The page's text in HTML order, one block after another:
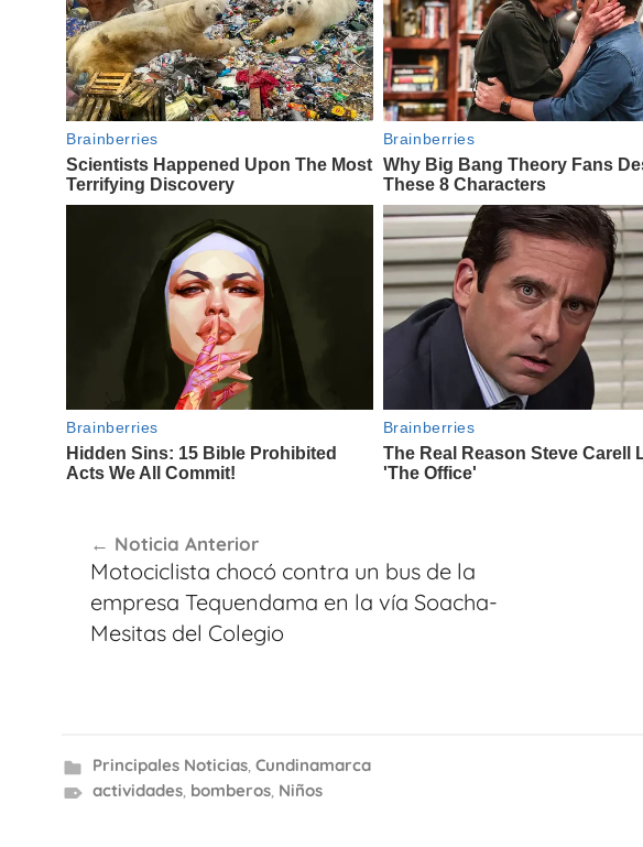
de
entradas
Noticia Anterior
Motociclista chocó contra un bus de la
empresa Tequendama en la vía Soacha-
Mesitas del Colegio
Principales Noticias, Cundinamarca
actividades, bomberos, Niños